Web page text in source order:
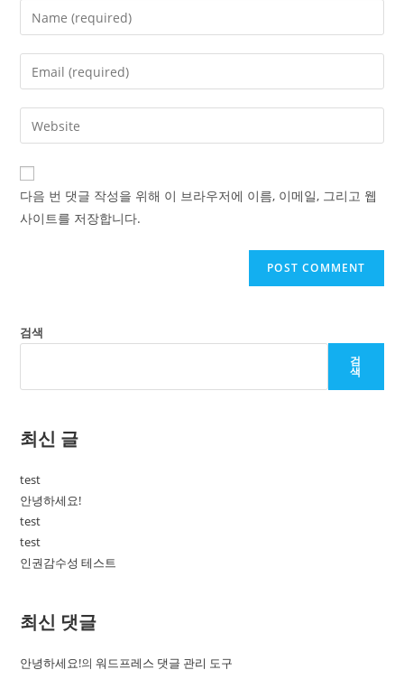
Enter
your
name
comment
Enter
your
email
address
comment
Enter
your
website
URL
(optional)
다음 번 댓글 작성을 위해 이 브라우저에 이름, 이메일, 그리고 웹
사이트를 저장합니다.
검색
검
색
최신 글
test
안녕하세요!
test
test
인권감수성 테스트
최신 댓글
안녕하세요!의워드프레스 댓글 관리 도구